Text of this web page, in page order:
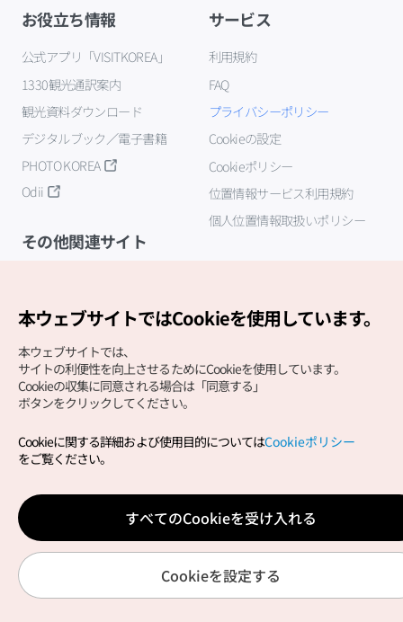
お役立ち情報
公式アプリ「VISITKOREA」
1330観光通訳案内
観光資料ダウンロード
デジタルブック／電子書籍
PHOTO KOREA
Odii
サービス
利用規約
FAQ
プライバシーポリシー
Cookieの設定
Cookieポリシー
位置情報サービス利用規約
個人位置情報取扱いポリシー
その他関連サイト
Copyright (c) Korea Tourism Organization All Rights
サイトエラー報告公式メール
japanese@knto.or.kr
本ウェブサイトではCookieを使用しています。
本ウェブサイトでは、
サイトの利便性を向上させるためにCookieを使用しています。
Cookieの収集に同意される場合は「同意する」
ボタンをクリックしてください。
Cookieに関する詳細および使用目的についてはCookieポリシー
をご覧ください。
すべてのCookieを受け入れる
Cookieを設定する